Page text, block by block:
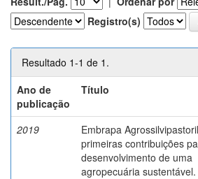
Registro(s)
Resultado 1-1 de 1.
Ano de
publicação
Título
2019
Embrapa
primeiras contribuições
desenvolvimento de uma
agropecuária sustentável.